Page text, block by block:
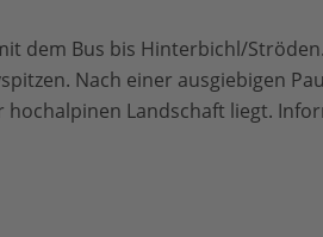
dem Bus bis Hinterbichl/
Nach einer ausgiebigen
Landschaft liegt.